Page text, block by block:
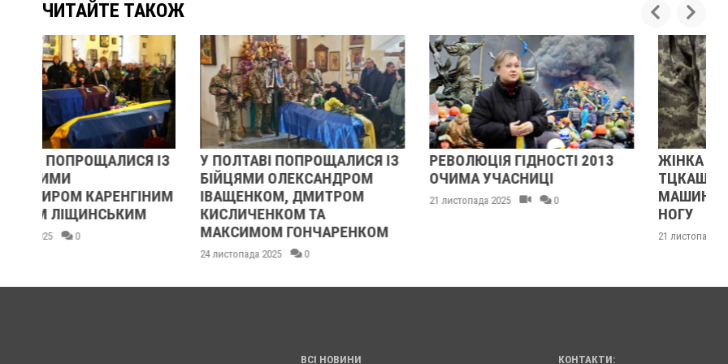
ЧИТАЙТЕ ТАКОЖ
У ПОЛТАВІ ПОПРОЩАЛИСЯ ІЗ
БІЙЦЯМИ ОЛЕКСАНДРОМ
ІВАЩЕНКОМ, ДМИТРОМ
КИСЛИЧЕНКОМ ТА
МАКСИМОМ ГОНЧАРЕНКОМ
РЕВОЛЮЦІЯ ГІДНОСТІ 2013
ОЧИМА УЧАСНИЦІ
21 листопада 2025
ЖІНКА ШТОВХНУЛА
ТЦКАШНИКА ПІД МАШИНУ -
МАШИНА НАЇХАЛА ЙОМУ НА
ВСІ НОВИНИ КОНТАКТИ: